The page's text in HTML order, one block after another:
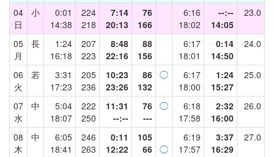
04
日
小
0:01
14:38
224
218
7:14
20:13
76
166
6:16
18:02
--:--
14:05
23.0
05
月
長
1:24
16:18
207
223
8:48
22:16
88
156
6:17
18:01
0:14
14:50
24.0
06
火
若
3:31
17:23
205
236
10:23
23:26
86
132
◯
6:17
18:00
1:24
15:27
25.0
07
水
中
5:04
18:07
222
250
11:31
--:--
76
---
◯
6:18
17:58
2:32
16:00
26.0
08
木
中
6:05
18:41
246
263
0:11
12:22
105
66 ◯
6:19
17:57
3:37
16:29
27.0